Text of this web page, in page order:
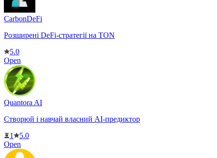
CarbonDeFi
Розширені DeFi-стратегії на TON
5.0
Open
Quantora AI
Створюй і навчай власний AI-предиктор
1
5.0
Open